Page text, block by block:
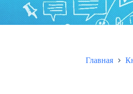
Главная